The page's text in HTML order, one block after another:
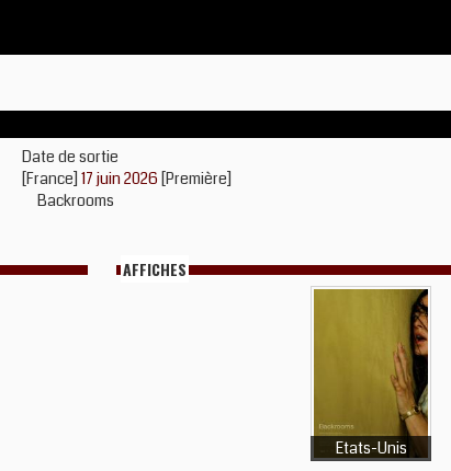
Date de sortie
[France]17 juin 2026 [Première]
Backrooms
AFFICHES
Etats-Unis